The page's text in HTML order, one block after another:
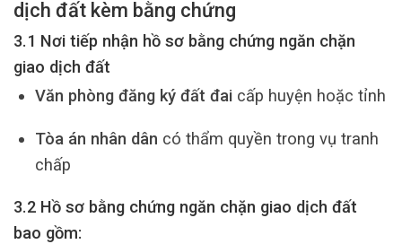
dịch đất kèm bằng chứng
3.1 Nơi tiếp nhận hồ sơ bằng chứng ngăn chặn
giao dịch đất
Văn phòng đăng ký đất đaicấp huyện hoặc tỉnh
Tòa án nhân dân có thẩm quyền trong vụ tranh
chấp
3.2 Hồ sơ bằng chứng ngăn chặn giao dịch đất
bao gồm: